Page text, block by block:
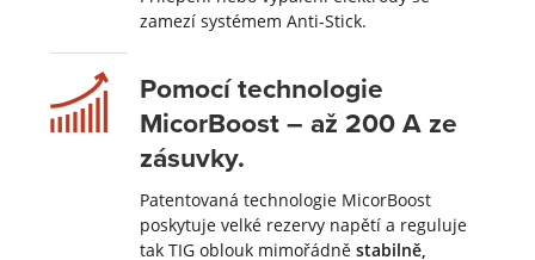
zamezí systémem Anti-Stick.
Pomocí technologie
MicorBoost – až 200 A ze
zásuvky.
Patentovaná technologie MicorBoost
poskytuje velké rezervy napětí a reguluje
tak TIG oblouk mimořádně stabilně,